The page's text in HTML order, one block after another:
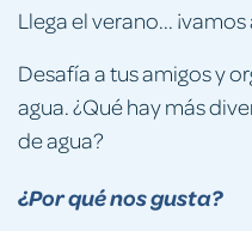
Llega el verano...
Desafía a tus amigos y
agua. ¿Qué hay más
de agua?
¿Por qué nos gusta?